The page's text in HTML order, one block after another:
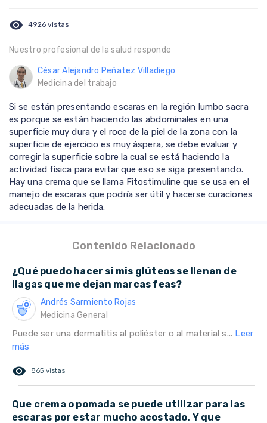
visibility 4926 vistas
Nuestro profesional de la salud responde
César Alejandro Peñatez Villadiego
Medicina del trabajo
Si se están presentando escaras en la región lumbo sacra
es porque se están haciendo las abdominales en una
superficie muy dura y el roce de la piel de la zona con la
superficie de ejercicio es muy áspera, se debe evaluar y
corregir la superficie sobre la cual se está haciendo la
actividad física para evitar que eso se siga presentando.
Hay una crema que se llama Fitostimuline que se usa en el
manejo de escaras que podría ser útil y hacerse curaciones
adecuadas de la herida.
Contenido Relacionado
¿Qué puedo hacer si mis glúteos se llenan de
llagas que me dejan marcas feas?
Andrés Sarmiento Rojas
Medicina General
Puede ser una dermatitis al poliéster o al material s... Leer
más
remove_red_eye 865 vistas
Que crema o pomada se puede utilizar para las
escaras por estar mucho acostado. Y que